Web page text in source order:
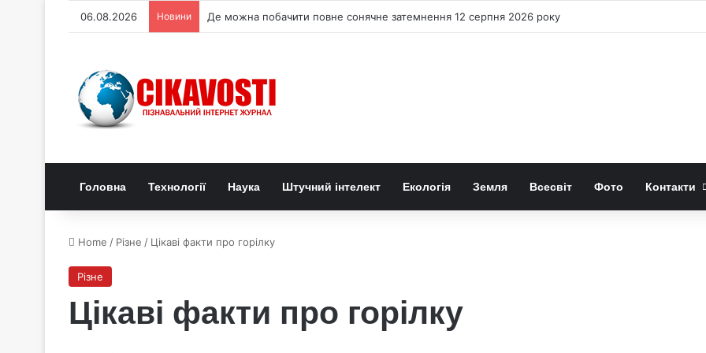
06.08.2026 Новини Де можна побачити повне сонячне затемнення 12 серпня 2026 року
Головна Технології Наука Штучний інтелект Екологія Земля Всесвіт Фото Контакти
Home / Різне / Цікаві факти про горілку
Різне
Цікаві факти про горілку